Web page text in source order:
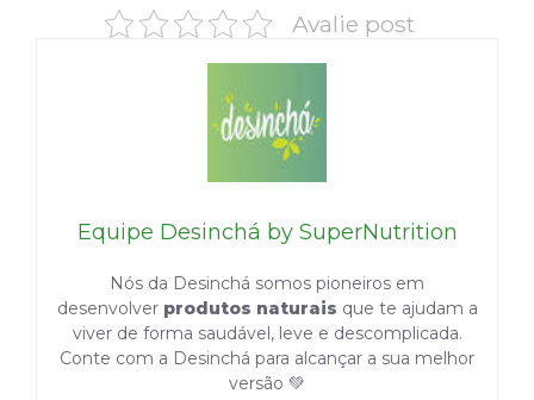
Avalie post
Equipe Desinchá by SuperNutrition
Nós da Desinchá somos pioneiros em
desenvolver produtos naturais que te ajudam a
viver de forma saudável, leve e descomplicada.
Conte com a Desinchá para alcançar a sua melhor
versão 💚